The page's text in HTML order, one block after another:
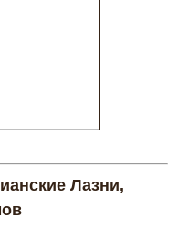
Лазни,